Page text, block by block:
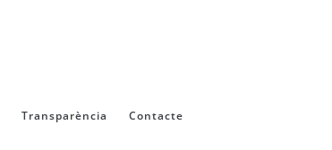
Transparència Contacte